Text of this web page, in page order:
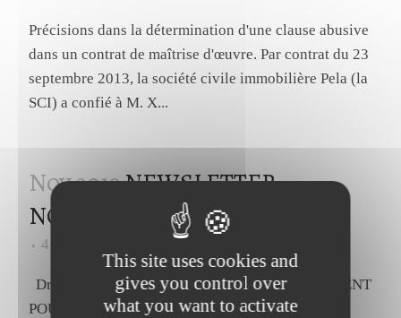
Précisions dans la détermination d'une clause abusive
dans un contrat de maîtrise d'œuvre. Par contrat du 23
septembre 2013, la société civile immobilière Pela (la
SCI) a confié à M. X...
Nov 2019NEWSLETTER –
NOVEMBRE 2019
4
Droit du travail et sécurité sociale LICENCIEMENT
POUR FAUTE GRAVE – PAS DE HARCELEMENT
This site uses cookies and
gives you control over
what you want to activate